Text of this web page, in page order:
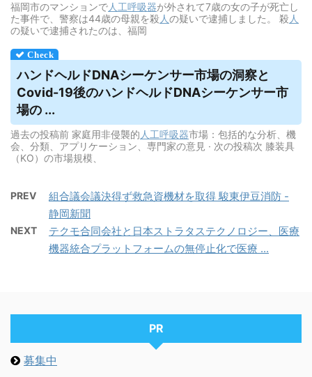
福岡市のマンションで人工呼吸器が外されて7歳の女の子が死亡し
た事件で、警察は44歳の母親を殺人の疑いで逮捕しました。 殺人
の疑いで逮捕されたのは、福岡
ハンドヘルドDNAシーケンサー市場の洞察と
Covid-19後のハンドヘルドDNAシーケンサー市
場の ...
過去の投稿前 家庭用非侵襲的 人工呼吸器市場：包括的な分析、機
会、分類、アプリケーション、専門家の意見 · 次の投稿次 膝装具
（KO）の市場規模、
PREV
組合議会議決得ず救急資機材を取得 駿東伊豆消防 -
静岡新聞
NEXT
テクモ合同会社と日本ストラタステクノロジー、医療
機器統合プラットフォームの無停止化で医療 ...
PR
募集中